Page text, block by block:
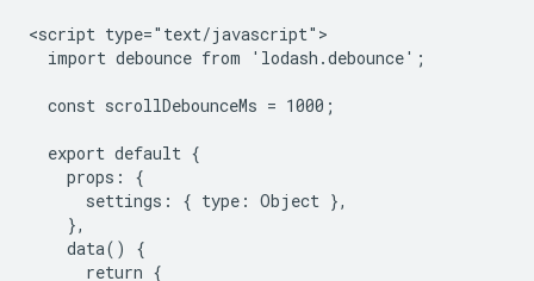
<script type="text/javascript">
  import debounce from 'lodash.debounce';
  const scrollDebounceMs = 1000;
  export default {
    props: {
      settings: { type: Object },
    },
    data() {
      return {